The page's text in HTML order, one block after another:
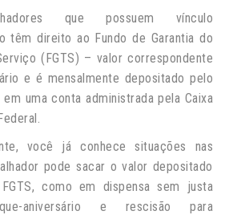
que possuem vínculo
têm direito ao Fundo de Garantia do
(FGTS) – valor correspondente
e é mensalmente depositado pelo
uma conta administrada pela Caixa
você já conhece situações nas
pode sacar o valor depositado
como em dispensa sem justa
aniversário e rescisão para